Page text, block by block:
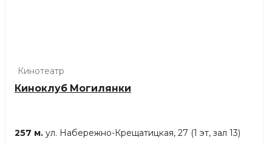
Кинотеатр
Киноклуб Могилянки
257 м. ул. Набережно-Крещатицкая, 27 (1 эт, зал 13)